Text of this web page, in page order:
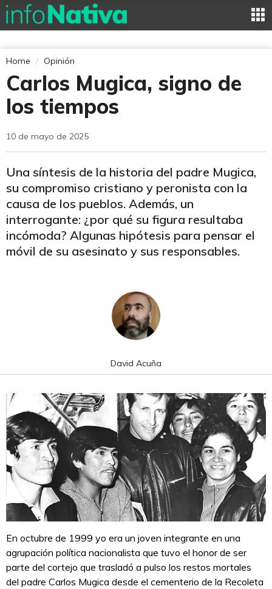
Home Opinión
Carlos Mugica, signo de
los tiempos
10 de mayo de 2025
Una síntesis de la historia del padre Mugica,
su compromiso cristiano y peronista con la
causa de los pueblos. Además, un
interrogante: ¿por qué su figura resultaba
incómoda? Algunas hipótesis para pensar el
móvil de su asesinato y sus responsables.
David Acuña
En octubre de 1999 yo era un joven integrante en una
agrupación política nacionalista que tuvo el honor de ser
parte del cortejo que trasladó a pulso los restos mortales
del padre Carlos Mugica desde el cementerio de la Recoleta